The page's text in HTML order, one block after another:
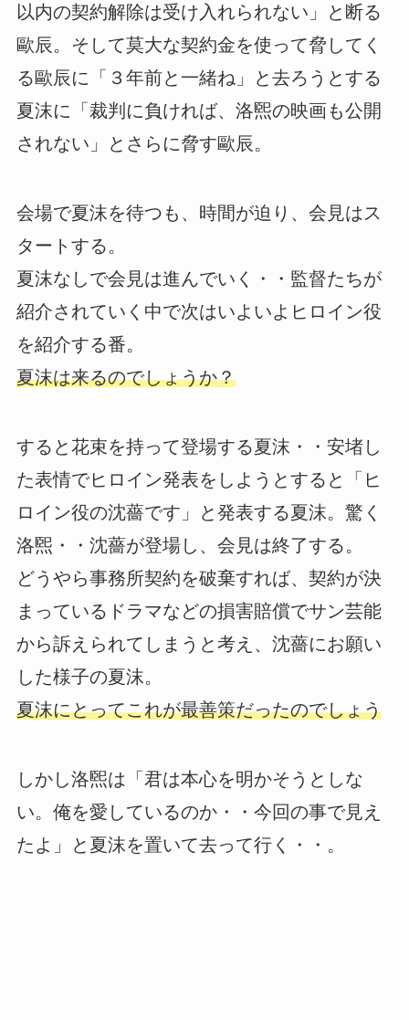
以内の契約解除は受け入れられない」と断る
歐辰。そして莫大な契約金を使って脅してく
る歐辰に「３年前と一緒ね」と去ろうとする
夏沫に「裁判に負ければ、洛煕の映画も公開
されない」とさらに脅す歐辰。
会場で夏沫を待つも、時間が迫り、会見はス
タートする。
夏沫なしで会見は進んでいく・・監督たちが
紹介されていく中で次はいよいよヒロイン役
を紹介する番。
夏沫は来るのでしょうか？
すると花束を持って登場する夏沫・・安堵し
た表情でヒロイン発表をしようとすると「ヒ
ロイン役の沈薔です」と発表する夏沫。驚く
洛煕・・沈薔が登場し、会見は終了する。
どうやら事務所契約を破棄すれば、契約が決
まっているドラマなどの損害賠償でサン芸能
から訴えられてしまうと考え、沈薔にお願い
した様子の夏沫。
夏沫にとってこれが最善策だったのでしょう
しかし洛煕は「君は本心を明かそうとしな
い。俺を愛しているのか・・今回の事で見え
たよ」と夏沫を置いて去って行く・・。